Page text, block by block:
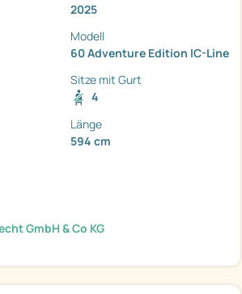
2025
Modell
60 Adventure Edition IC-Line
Sitze mit Gurt
4
Länge
594 cm
GmbH & Co KG